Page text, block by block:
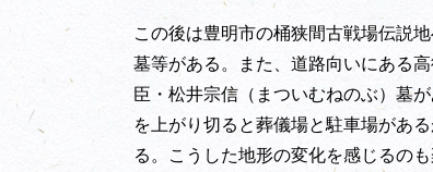
この後は豊明市の桶狭間古戦場伝説
墓等がある。また、道路向いにある
臣・松井宗信（まついむねのぶ）墓
を上がり切ると葬儀場と駐車場があ
る。こうした地形の変化を感じるの